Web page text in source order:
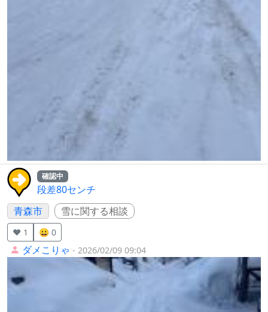
確認中
段差80センチ
青森市
雪に関する相談
❤️ 1 😀 0
ダメこりゃ - 2026/02/09 09:04